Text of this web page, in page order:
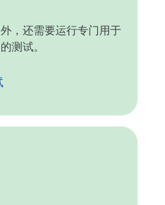
，还需要运行专门用于
测试。